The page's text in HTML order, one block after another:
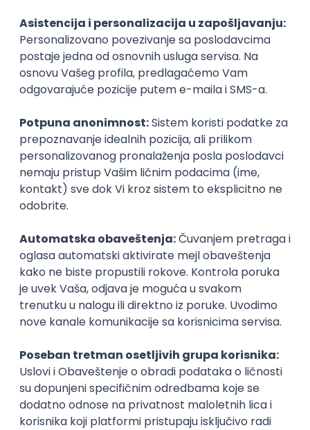
Kad sprovodite određeni deo projekta, ne
razmišljajte samo o načinu na koji bi trebalo da
funkcioniše, već i šta radi kada se dogodi nešto
neočekivano. Šta ako neka od datoteka podataka
koje su potrebne za program ne postoje, ili su
jedan od parametara negativan?
Da biste umeli da proverite takve stvari potrebno
vam je određeno iskustvo i vežba. Ne očekujte da
pravite greške. Nakon što napravite nekoliko
grešaka u rešavanju određenog problema, znaćete
koja su to pitanja koja treba da postavite u proveri, u
budućnosti.
više praktičnih zadataka. Napišite više programa,
koristite više alata, pravite slobodno i više bugova, ali
ih onda istražite, popravite, i naučite nešto iz toga.
Ako želite da savladate programiranje brzo i
pravilno, onda je učenje kroz praksu, najbolji način.